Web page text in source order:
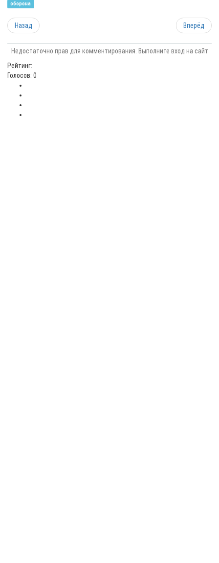
оборона
Назад Вперёд
Недостаточно прав для комментирования. Выполните вход на сайт
Рейтинг:
Голосов: 0